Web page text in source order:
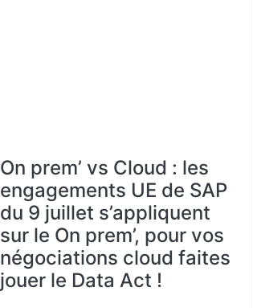
On prem’ vs Cloud : les
engagements UE de SAP
du 9 juillet s’appliquent
sur le On prem’, pour vos
négociations cloud faites
jouer le Data Act !